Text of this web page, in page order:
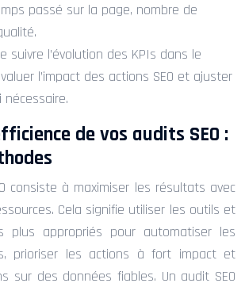
passé sur la page, nombre de
suivre l’évolution des KPIs dans le
l’impact des actions SEO et ajuster
de vos audits SEO :
consiste à maximiser les résultats avec
Cela signifie utiliser les outils et
plus appropriés pour automatiser les
prioriser les actions à fort impact et
sur des données fiables. Un audit SEO